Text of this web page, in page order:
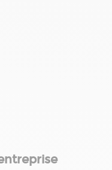
- Indexation : Annuelle,
- Loyers et charges :